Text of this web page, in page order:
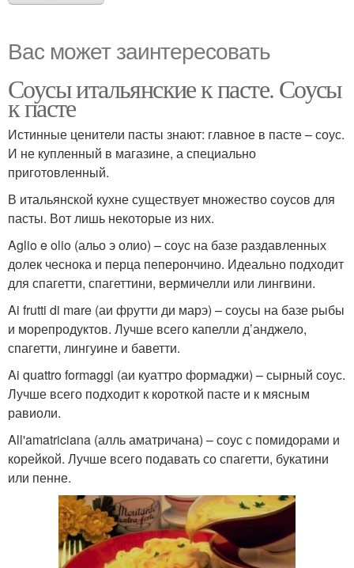
Вас может заинтересовать
Соусы итальянские к пасте. Соусы
к пасте
Истинные ценители пасты знают: главное в пасте – соус.
И не купленный в магазине, а специально
приготовленный.
В итальянской кухне существует множество соусов для
пасты. Вот лишь некоторые из них.
Aglio e olio (альо э олио) – соус на базе раздавленных
долек чеснока и перца пеперончино. Идеально подходит
для спагетти, спагеттини, вермичелли или лингвини.
Ai frutti di mare (аи фрутти ди марэ) – соусы на базе рыбы
и морепродуктов. Лучше всего капелли д’анджело,
спагетти, лингуине и баветти.
Ai quattro formaggi (аи куаттро формаджи) – сырный соус.
Лучше всего подходит к короткой пасте и к мясным
равиоли.
All'amatriciana (алль аматричана) – соус с помидорами и
корейкой. Лучше всего подавать со спагетти, букатини
или пенне.